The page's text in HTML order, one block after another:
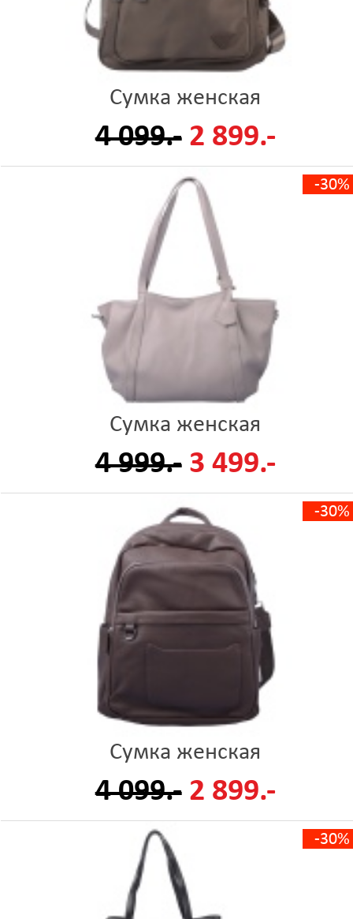
Сумка женская
4 099.- 2 899.-
-30%
Сумка женская
4 999.- 3 499.-
-30%
Сумка женская
4 099.- 2 899.-
-30%